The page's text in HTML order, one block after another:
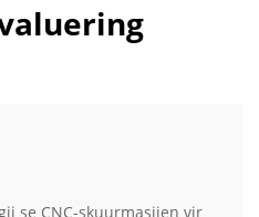
se CNC-skuurmasjien vir